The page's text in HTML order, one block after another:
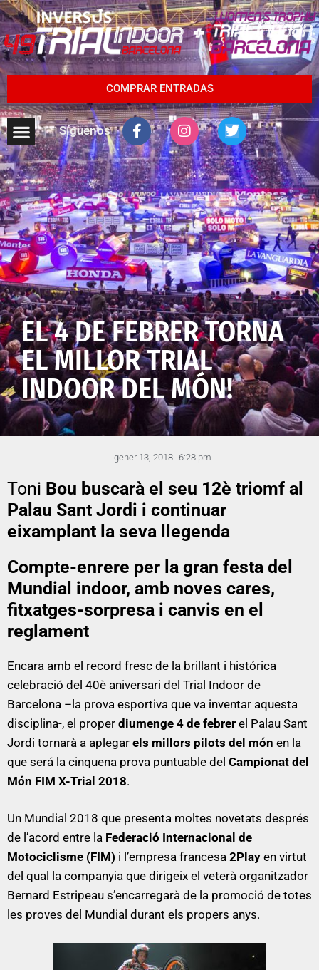
COMPRAR ENTRADAS
Síguenos
EL 4 DE FEBRER TORNA
EL MILLOR TRIAL
INDOOR DEL MÓN!
gener 13, 2018 6:28 pm
Toni Bou buscarà el seu 12è triomf al
Palau Sant Jordi i continuar
eixamplant la seva llegenda
Compte-enrere per la gran festa del
Mundial indoor, amb noves cares,
fitxatges-sorpresa i canvis en el
reglament
Encara amb el record fresc de la brillant i histórica
celebració del 40è aniversari del Trial Indoor de
Barcelona –la prova esportiva que va inventar aquesta
disciplina-, el proper diumenge 4 de febrer el Palau Sant
Jordi tornarà a aplegar els millors pilots del món en la
que será la cinquena prova puntuable del Campionat del
Món FIM X-Trial 2018.
Un Mundial 2018 que presenta moltes novetats després
de l’acord entre la Federació Internacional de
Motociclisme (FIM) i l’empresa francesa 2Play en virtut
del qual la companyia que dirigeix el veterà organitzador
Bernard Estripeau s’encarregarà de la promoció de totes
les proves del Mundial durant els propers anys.